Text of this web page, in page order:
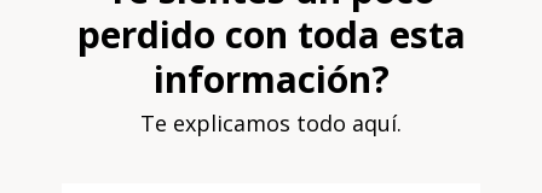
perdido con toda esta
información?
Te explicamos todo aquí.